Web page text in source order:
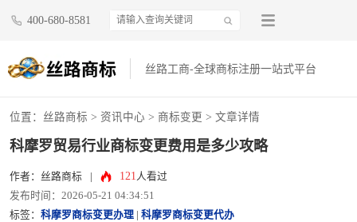
400-680-8581
丝路工商-全球商标注册一站式平台
位置： 丝路商标 > 资讯中心 > 商标变更 > 文章详情
科摩罗贸易行业商标变更费用是多少攻略
作者：丝路商标 121人看过
发布时间：2026-05-21 04:34:51
标签： 科摩罗商标变更办理 科摩罗商标变更代办